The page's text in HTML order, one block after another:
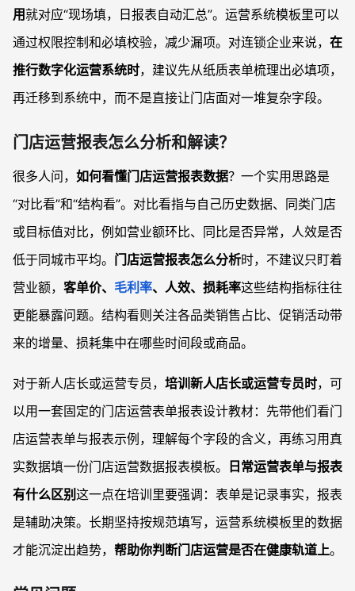
用就对应“现场填，日报表自动汇总”。运营系统模板里可以
通过权限控制和必填校验，减少漏项。对连锁企业来说， 在
推行数字化运营系统时，建议先从纸质表单梳理出必填项，
再迁移到系统中，而不是直接让门店面对一堆复杂字段。
门店运营报表怎么分析和解读？
很多人问， 如何看懂门店运营报表数据？一个实用思路是
“对比看”和“结构看”。对比看指与自己历史数据、同类门店
或目标值对比，例如营业额环比、同比是否异常，人效是否
低于同城市平均。 门店运营报表怎么分析时，不建议只盯着
营业额， 客单价、 毛利率、人效、损耗率这些结构指标往往
更能暴露问题。结构看则关注各品类销售占比、促销活动带
来的增量、损耗集中在哪些时间段或商品。
对于新人店长或运营专员， 培训新人店长或运营专员时，可
以用一套固定的门店运营表单报表设计教材：先带他们看门
店运营表单与报表示例，理解每个字段的含义，再练习用真
实数据填一份门店运营数据报表模板。
日常运营表单与报表
有什么区别 这一点在培训里要强调：表单是记录事实，报表
是辅助决策。长期坚持按规范填写，运营系统模板里的数据
才能沉淀出趋势， 帮助你判断门店运营是否在健康轨道上。